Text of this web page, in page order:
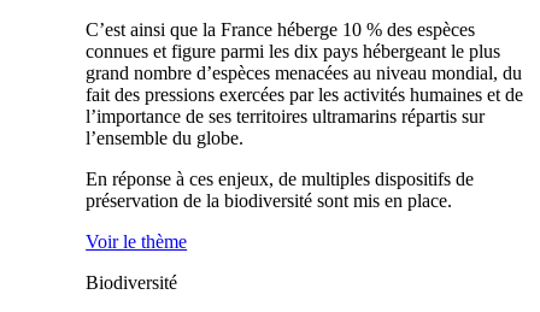
C’est ainsi que la France héberge 10 % des espèces
connues et figure parmi les dix pays hébergeant le plus
grand nombre d’espèces menacées au niveau mondial, du
fait des pressions exercées par les activités humaines et de
l’importance de ses territoires ultramarins répartis sur
l’ensemble du globe.
En réponse à ces enjeux, de multiples dispositifs de
préservation de la biodiversité sont mis en place.
Voir le thème
Biodiversité